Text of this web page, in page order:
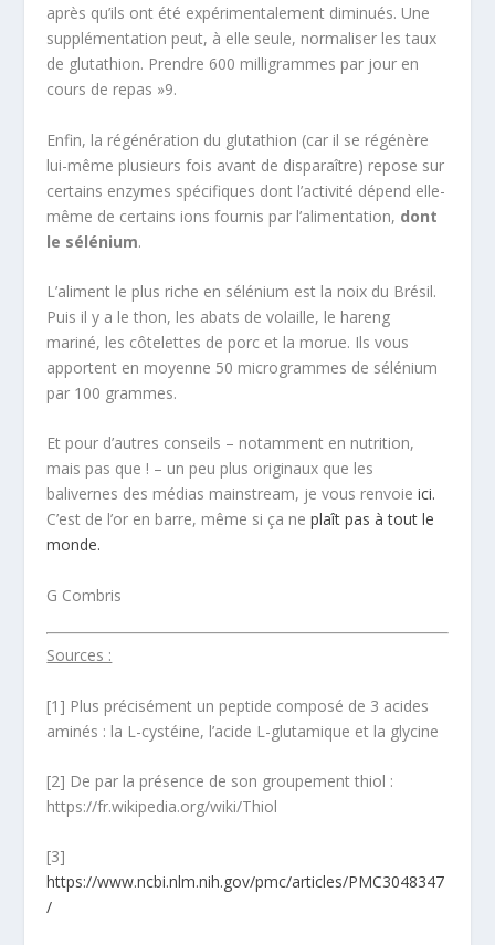
après qu’ils ont été expérimentalement diminués. Une
supplémentation peut, à elle seule, normaliser les taux
de glutathion. Prendre 600 milligrammes par jour en
cours de repas »9.
Enfin, la régénération du glutathion (car il se régénère
lui-même plusieurs fois avant de disparaître) repose sur
certains enzymes spécifiques dont l’activité dépend elle-
même de certains ions fournis par l’alimentation, dont
le sélénium.
L’aliment le plus riche en sélénium est la noix du Brésil.
Puis il y a le thon, les abats de volaille, le hareng
mariné, les côtelettes de porc et la morue. Ils vous
apportent en moyenne 50 microgrammes de sélénium
par 100 grammes.
Et pour d’autres conseils – notamment en nutrition,
mais pas que ! – un peu plus originaux que les
balivernes des médias mainstream, je vous renvoieici.
C’est de l’or en barre, même si ça neplaît pas à tout le
monde.
G Combris
Sources :
[1] Plus précisément un peptide composé de 3 acides
aminés : la L-cystéine, l’acide L-glutamique et la glycine
[2] De par la présence de son groupement thiol :
https://fr.wikipedia.org/wiki/Thiol
[3]
https://www.ncbi.nlm.nih.gov/pmc/articles/PMC3048347
/